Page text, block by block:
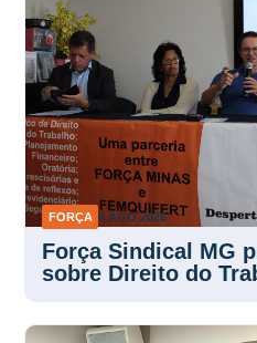
FORÇA 4 AGO 2026
Força Sindical MG
sobre Direito do